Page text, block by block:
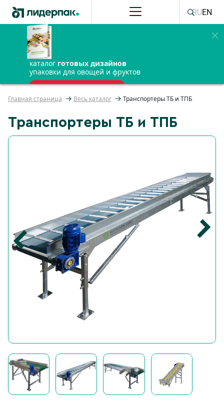
каталог готовых дизайнов
упаковки для овощей и фруктов
ПОЛУЧИТЬ БЕСПЛАТНО
RUEN
Главная страница Весь каталог Транспортеры ТБ и ТПБ
Транспортеры ТБ и ТПБ